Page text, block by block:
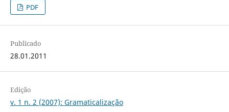
PDF
Publicado
28.01.2011
Edição
v. 1 n. 2 (2007): Gramaticalização